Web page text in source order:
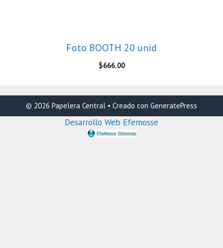
Foto BOOTH 20 unid
$666.00
© 2026 Papelera Central • Creado con GeneratePress
Desarrollo Web Efemosse